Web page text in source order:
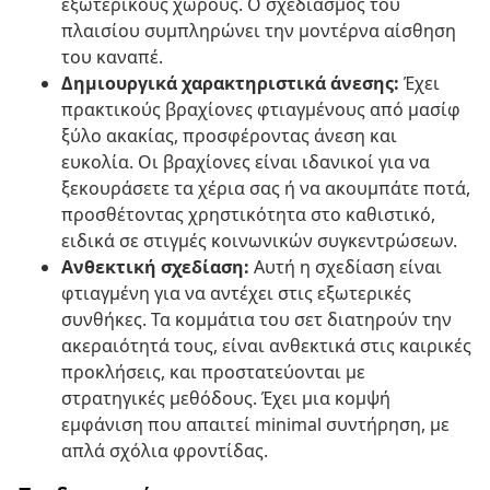
πλαισίου συμπληρώνει την μοντέρνα αίσθηση
του καναπέ.
Δημιουργικά χαρακτηριστικά άνεσης: Έχει
πρακτικούς βραχίονες φτιαγμένους από μασίφ
ξύλο ακακίας, προσφέροντας άνεση και
ευκολία. Οι βραχίονες είναι ιδανικοί για να
ξεκουράσετε τα χέρια σας ή να ακουμπάτε ποτά,
προσθέτοντας χρηστικότητα στο καθιστικό,
ειδικά σε στιγμές κοινωνικών συγκεντρώσεων.
Ανθεκτική σχεδίαση: Αυτή η σχεδίαση είναι
φτιαγμένη για να αντέχει στις εξωτερικές
συνθήκες. Τα κομμάτια του σετ διατηρούν την
ακεραιότητά τους, είναι ανθεκτικά στις καιρικές
προκλήσεις, και προστατεύονται με
στρατηγικές μεθόδους. Έχει μια κομψή
εμφάνιση που απαιτεί minimal συντήρηση, με
απλά σχόλια φροντίδας.